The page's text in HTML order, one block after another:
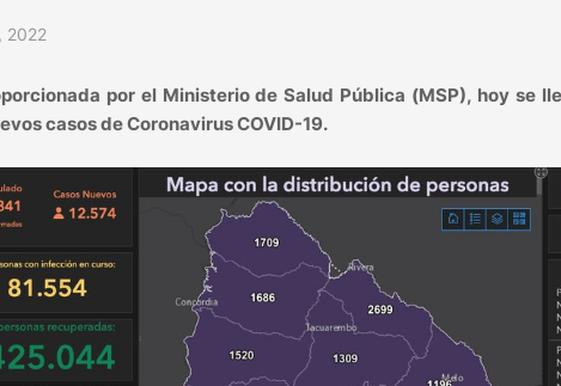
2022
por el Ministerio de Salud Pública (MSP), hoy se
casos de Coronavirus COVID-19.